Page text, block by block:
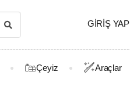
GIRIŞ YAP
Çeyiz Araçlar